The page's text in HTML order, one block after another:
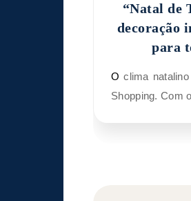
“Natal de
decoração
para
O clima natalino já tomou conta do Minas
Shopping. Com